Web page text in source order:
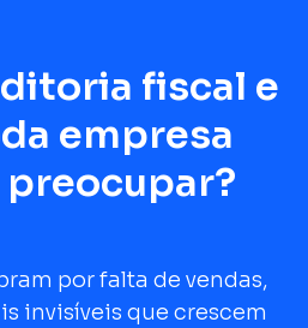
fiscal e
empresa
por falta de vendas,
invisíveis que crescem